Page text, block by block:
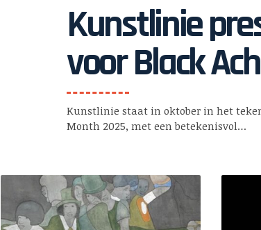
Kunstlinie
voor Black
Month: Een
Zwarte man
en dialoog
Kunstlinie staat in oktober in het
Month 2025, met een betekenisvol…